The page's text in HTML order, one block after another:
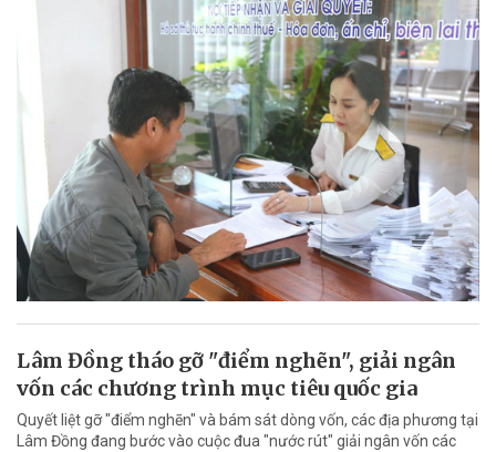
Lâm Đồng tháo gỡ "điểm nghẽn", giải ngân
vốn các chương trình mục tiêu quốc gia
Quyết liệt gỡ "điểm nghẽn" và bám sát dòng vốn, các địa phương tại
Lâm Đồng đang bước vào cuộc đua "nước rút" giải ngân vốn các